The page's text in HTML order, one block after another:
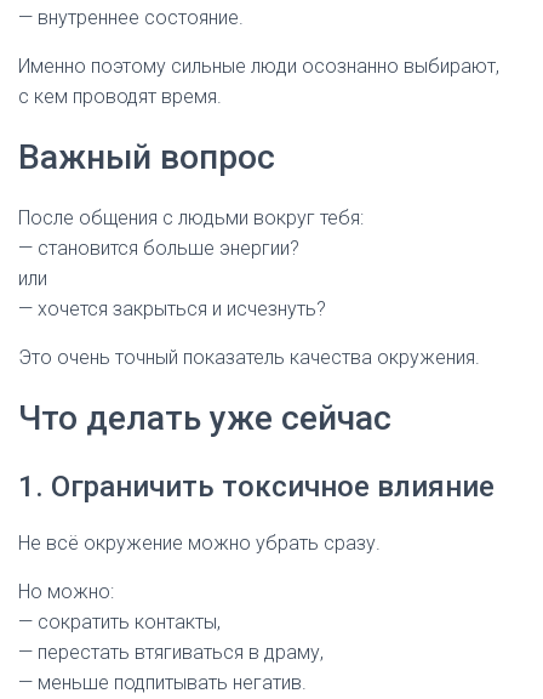
— внутреннее состояние.
Именно поэтому сильные люди осознанно выбирают,
с кем проводят время.
Важный вопрос
После общения с людьми вокруг тебя:
— становится больше энергии?
или
— хочется закрыться и исчезнуть?
Это очень точный показатель качества окружения.
Что делать уже сейчас
1. Ограничить токсичное влияние
Не всё окружение можно убрать сразу.
Но можно:
— сократить контакты,
— перестать втягиваться в драму,
— меньше подпитывать негатив.